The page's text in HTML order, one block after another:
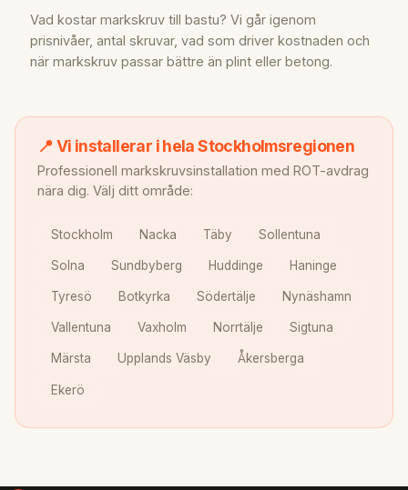
Vad kostar markskruv till bastu? Vi går igenom
prisnivåer, antal skruvar, vad som driver kostnaden och
när markskruv passar bättre än plint eller betong.
📍 Vi installerar i hela Stockholmsregionen
Professionell markskruvsinstallation med ROT-avdrag
nära dig. Välj ditt område:
Stockholm Nacka Täby Sollentuna
Solna Sundbyberg Huddinge Haninge
Tyresö Botkyrka Södertälje Nynäshamn
Vallentuna Vaxholm Norrtälje Sigtuna
Märsta Upplands Väsby Åkersberga
Ekerö